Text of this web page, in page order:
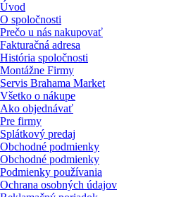
Úvod
O spoločnosti
Prečo u nás nakupovať
Fakturačná adresa
História spoločnosti
Montážne Firmy
Servis Brahama Market
Všetko o nákupe
Ako objednávať
Pre firmy
Splátkový predaj
Obchodné podmienky
Obchodné podmienky
Podmienky používania
Ochrana osobných údajov